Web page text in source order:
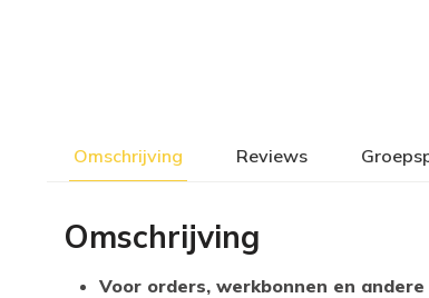
Omschrijving Reviews
Omschrijving
Voor orders, werkbonnen en